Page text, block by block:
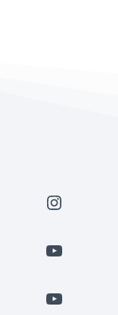
YouTube
YouTube